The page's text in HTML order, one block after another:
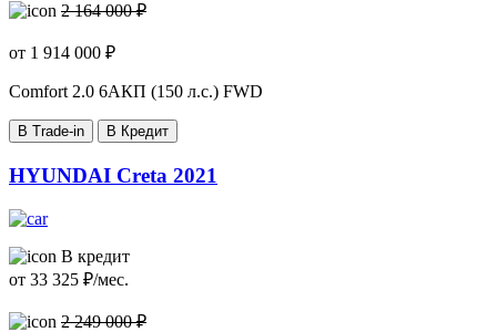
2 164 000 ₽
от 1 914 000 ₽
Comfort 2.0 6AКП (150 л.с.) FWD
В Trade-in В Кредит
HYUNDAI Creta 2021
В кредит
от 33 325 ₽/мес.
2 249 000 ₽